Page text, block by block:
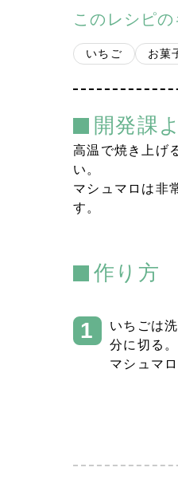
このレシピ
いちご お菓
開発課
高温で焼き上げ
い。
マシュマロは非
す。
作り方
いちごは
分に切る。
マシュマ